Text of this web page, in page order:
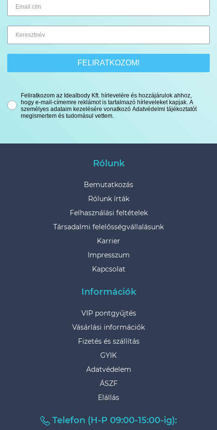
FELIRATKOZOM!
Feliratkozom az Idealbody Kft. hírlevelére és hozzájárulok ahhoz,
hogy e-mail-címemre reklámot is tartalmazó hírleveleket kapjak. A
személyes adataim kezelésére vonatkozó Adatvédelmi tájékoztatót
megismertem és tudomásul vettem.
Rólunk
Bemutatkozás
Rólunk írták
Felhasználási feltételek
Társadalmi felelősségvállalásunk
Karrier
Impresszum
Kapcsolat
Információk
VIP pontgyűjtés
Vásárlási információk
Fizetés és szállítás
GYIK
Adatvédelem
ÁSZF
Elállás
Telefon (H-P 09:00-15:00-ig):